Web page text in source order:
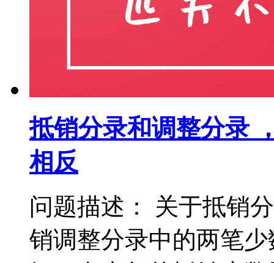
抵销分录和调整分录
相反
问题描述： 关于抵销
销调整分录中的两笔